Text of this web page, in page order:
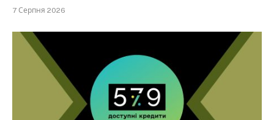
7 Серпня 2026